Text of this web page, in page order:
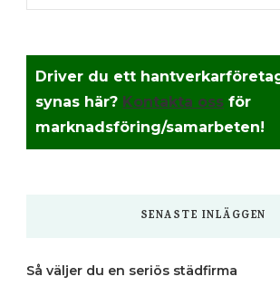
något?
Driver du ett
synas här? Kontakta oss för
marknadsföring/samarbeten!
SENASTE INLÄGGEN
Så väljer du en seriös städfirma